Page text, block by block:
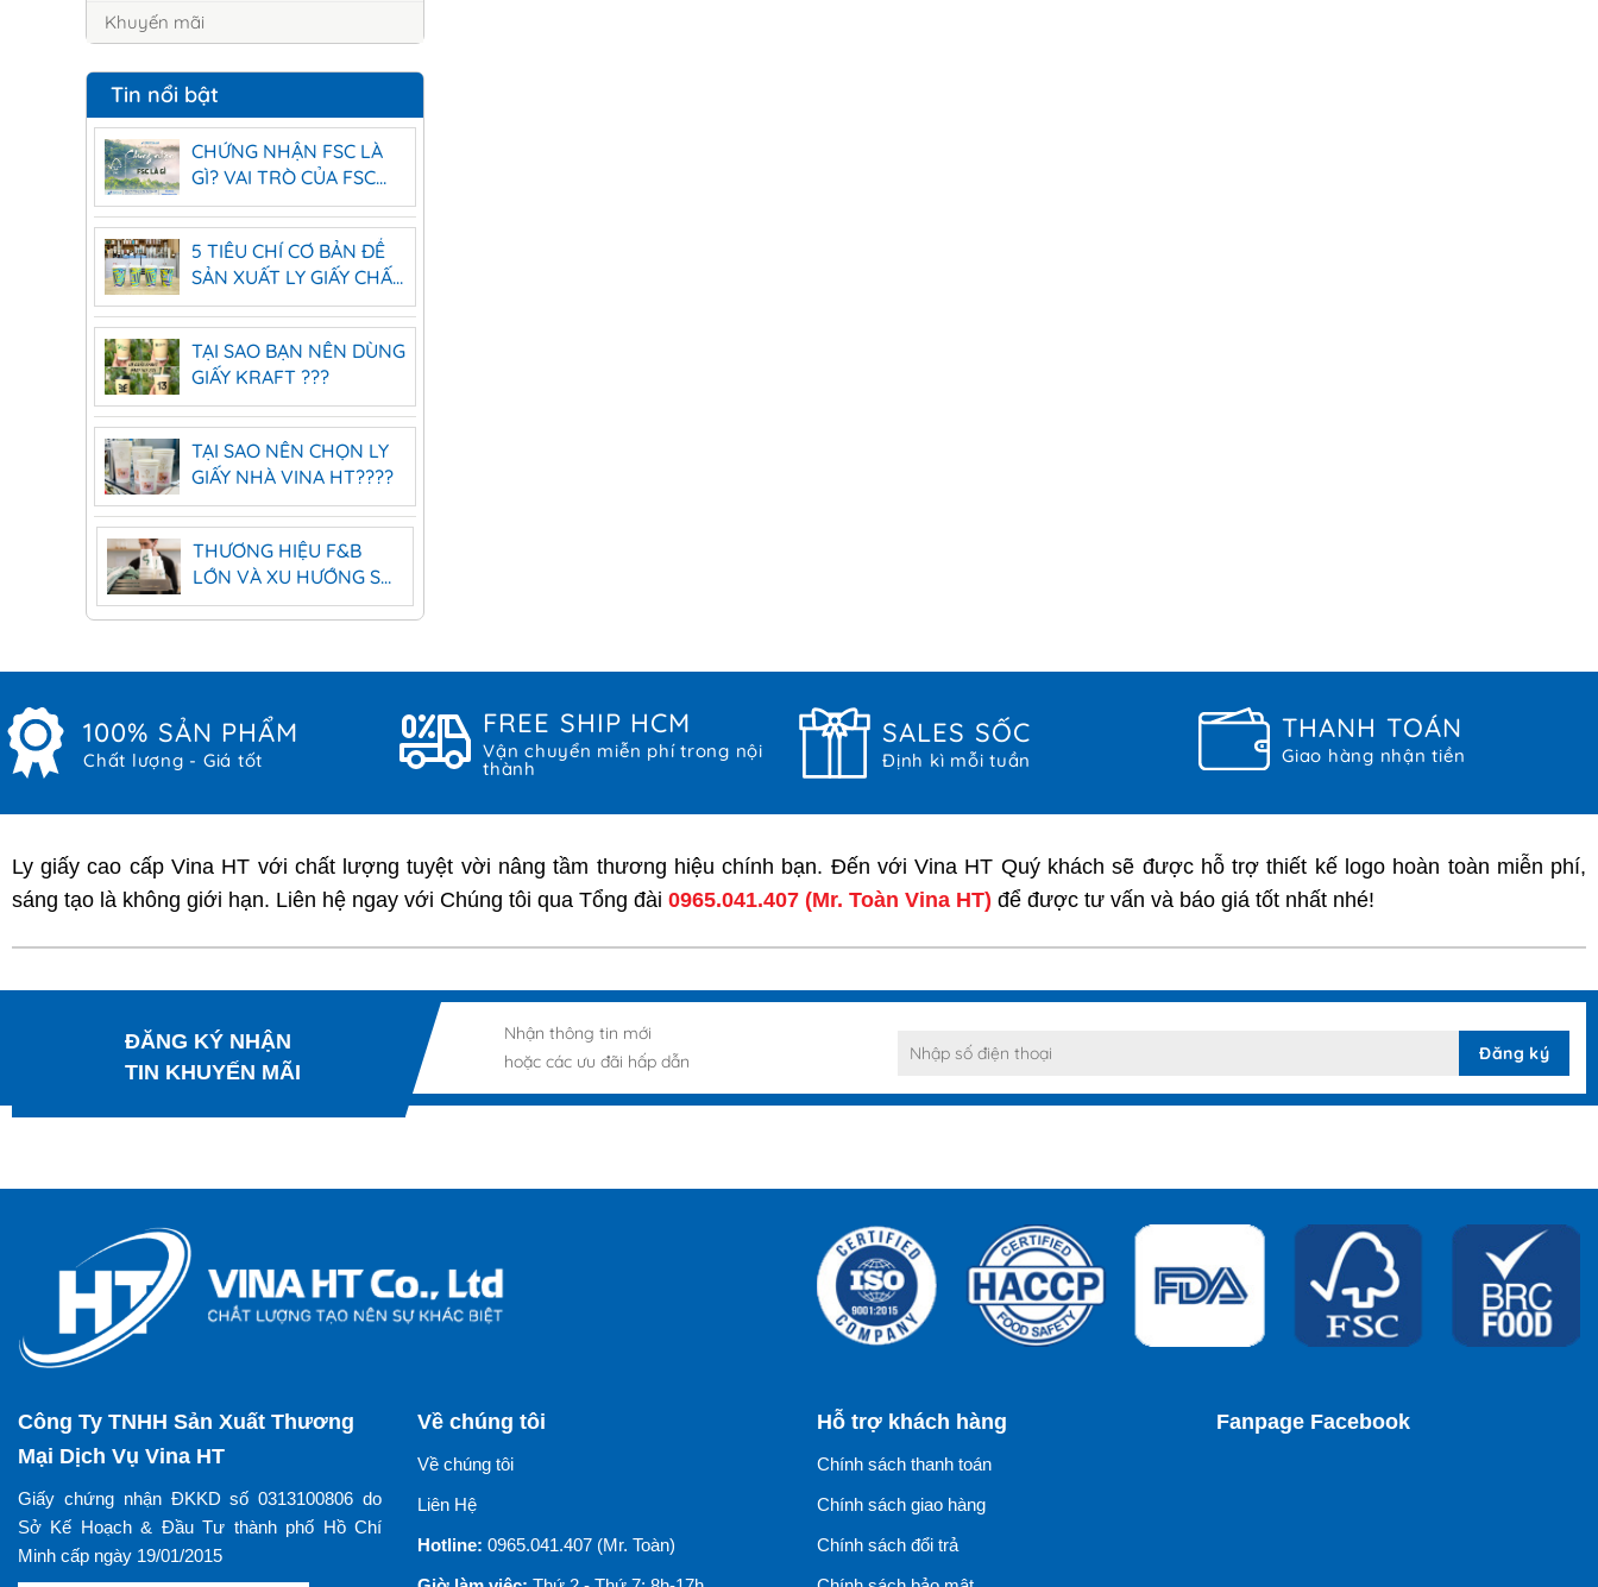
Khuyến mãi
Tin nổi bật
CHỨNG NHẬN FSC LÀ
GÌ? VAI TRÒ CỦA FSC
TRONG SẢN XUẤT LY
GIẤY
5 TIÊU CHÍ CƠ BẢN ĐỂ
SẢN XUẤT LY GIẤY CHẤT
LƯỢNG CAO
TẠI SAO BẠN NÊN DÙNG
GIẤY KRAFT ???
TẠI SAO NÊN CHỌN LY
GIẤY NHÀ VINA HT????
THƯƠNG HIỆU F&B
LỚN VÀ XU HƯỚNG SỬ
DỤNG LY GIẤY
100% SẢN PHẨM
Chất lượng - Giá tốt
FREE SHIP HCM
Vận chuyển miễn phí trong nội
thành
SALES SỐC
Định kì mỗi tuần
THANH TOÁN
Giao hàng nhận tiền
Ly giấy cao cấp Vina HT với chất lượng tuyệt vời nâng tầm thương hiệu chính bạn. Đến với Vina HT Quý khách sẽ được hỗ trợ thiết kế logo hoàn toàn miễn phí,
sáng tạo là không giới hạn. Liên hệ ngay với Chúng tôi qua Tổng đài 0965.041.407(Mr. Toàn Vina HT) để được tư vấn và báo giá tốt nhất nhé!
ĐĂNG KÝ NHẬN
TIN KHUYẾN MÃI
Nhận thông tin mới
hoặc các ưu đãi hấp dẫn
Công Ty TNHH Sản Xuất Thương
Mại Dịch Vụ Vina HT
Giấy chứng nhận ĐKKD số 0313100806 do
Sở Kế Hoạch & Đầu Tư thành phố Hồ Chí
Minh cấp ngày 19/01/2015
Về chúng tôi
Về chúng tôi
Liên Hệ
Hotline: 0965.041.407 (Mr. Toàn)
Hỗ trợ khách hàng
Chính sách thanh toán
Chính sách giao hàng
Chính sách đổi trả
Fanpage Facebook